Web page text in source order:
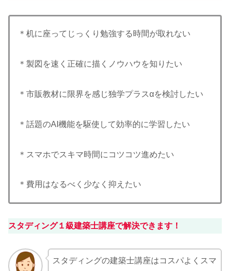
＊机に座ってじっくり勉強する時間が取れない
＊製図を速く正確に描くノウハウを知りたい
＊市販教材に限界を感じ独学プラスαを検討したい
＊話題のAI機能を駆使して効率的に学習したい
＊スマホでスキマ時間にコツコツ進めたい
＊費用はなるべく少なく抑えたい
スタディング１級建築士講座で解決できます！
スタディングの建築士講座はコスパよくスマ